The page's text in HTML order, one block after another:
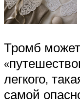
Тромб может
легкого,
самой